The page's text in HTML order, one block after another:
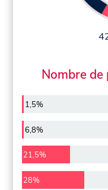
Nombre de
1,5%
6,8%
21,5%
28%